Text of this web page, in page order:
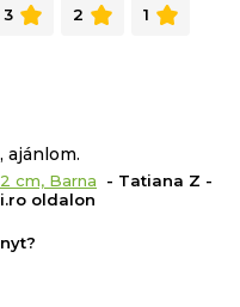
3 2 1
ajánlom.
cm, Barna
- Tatiana Z -
oldalon